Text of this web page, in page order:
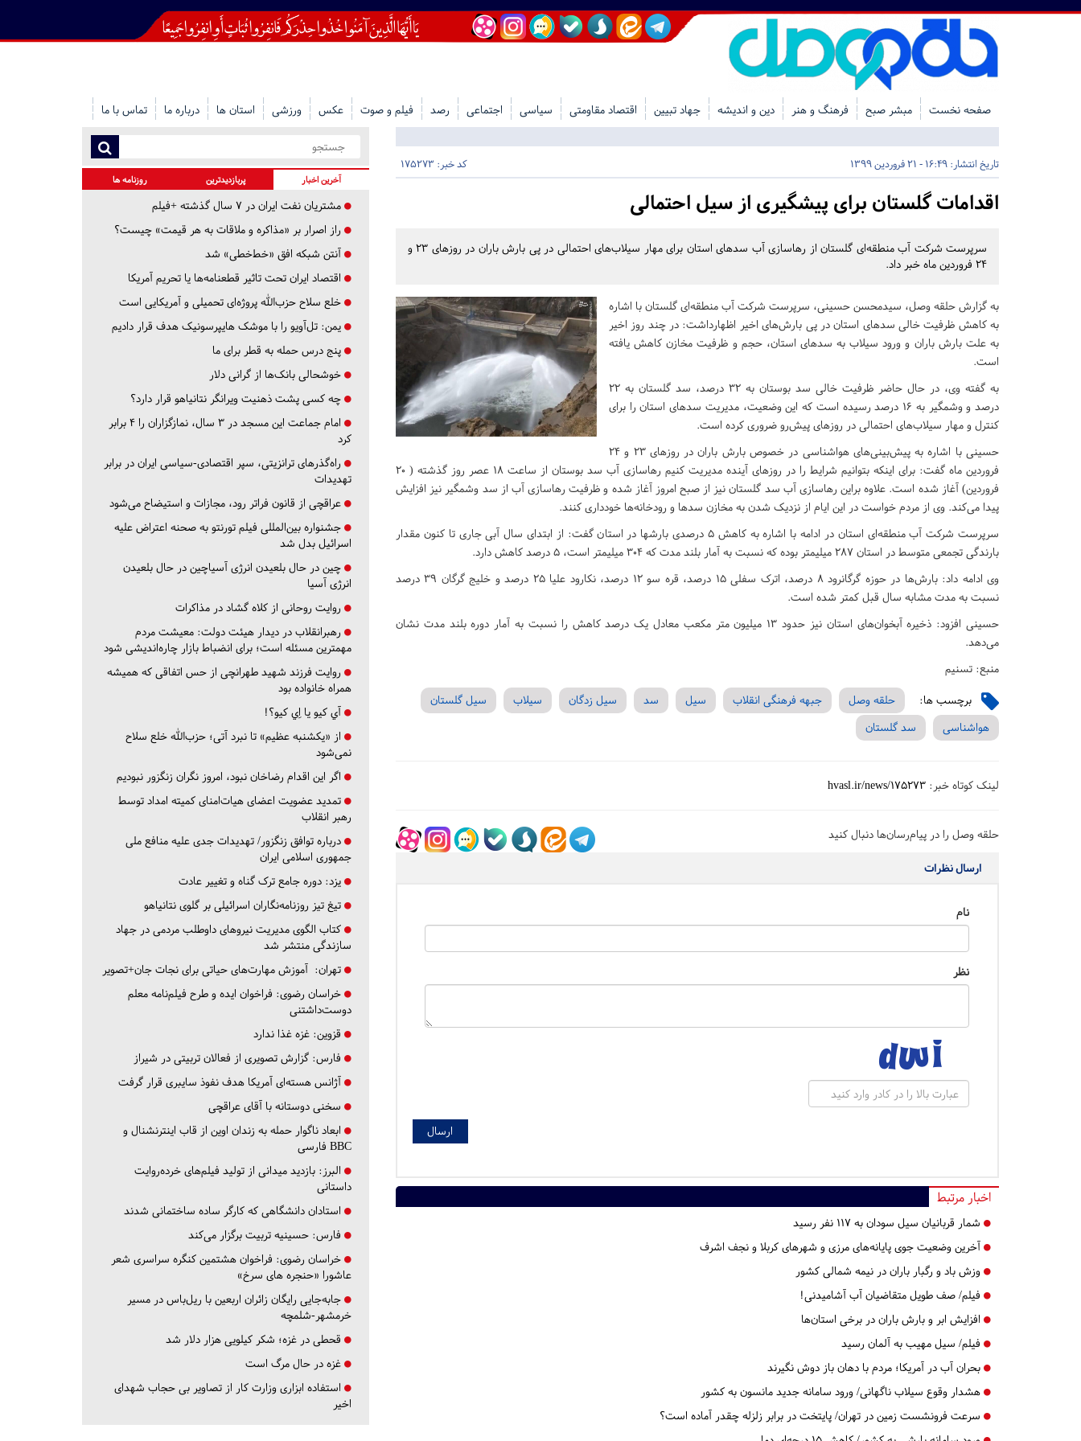
صفحه نخست مبشر صبح فرهنگ و هنر دین و اندیشه جهاد تبیین اقتصاد مقاومتی سیاسی اجتماعی رصد فیلم و صوت عکس ورزشی استان ها درباره ما تماس با ما
تاریخ انتشار: 16:49 - 21 فروردین 1399 کد خبر: 175273
اقدامات گلستان برای پیشگیری از سیل احتمالی
سرپرست شرکت آب منطقه‌ای گلستان از رهاسازی آب سدهای استان برای مهار سیلاب‌های احتمالی در پی بارش‌ باران در روزهای ۲۳ و
۲۴ فروردین ماه خبر داد.
به گزارش حلقه وصل، سیدمحسن حسینی، سرپرست شرکت آب منطقه‌ای گلستان با اشاره
به کاهش ظرفیت خالی سدهای استان در پی بارش‌های اخیر اظهارداشت: در چند روز اخیر
به علت بارش باران و ورود سیلاب‌ به سدهای استان، حجم و ظرفیت مخازن کاهش یافته
است.
به گفته وی، در حال حاضر ظرفیت خالی سد بوستان به ۳۲ درصد، سد گلستان به ۲۲
درصد و وشمگیر به ۱۶ درصد رسیده است که این وضعیت، مدیریت سدهای استان را برای
کنترل و مهار سیلاب‌های احتمالی در روزهای پیش‌رو ضروری کرده است.
حسینی با اشاره به پیش‌بینی‌های هواشناسی در خصوص بارش باران در روزهای ۲۳ و ۲۴
فروردین ماه گفت: برای اینکه بتوانیم شرایط را در روزهای آینده مدیریت کنیم رهاسازی آب سد بوستان از ساعت ۱۸ عصر روز گذشته ( ۲۰
فروردین) آغاز شده است. علاوه براین رهاسازی آب سد گلستان نیز از صبح امروز آغاز شده و ظرفیت رهاسازی آب از سد وشمگیر نیز افزایش
پیدا می‌کند. وی از مردم خواست در این ایام از نزدیک شدن به مخازن سدها و رودخانه‌ها خودداری کنند.
سرپرست شرکت آب منطقه‌ای استان در ادامه با اشاره به کاهش ۵ درصدی بارش‎ها در استان گفت: از ابتدای سال آبی جاری تا کنون مقدار
بارندگی تجمعی متوسط در استان ۲۸۷ میلیمتر بوده که نسبت به آمار بلند مدت که ۳۰۴ میلیمتر است، ۵ درصد کاهش دارد.
وی ادامه داد: بارش‌ها در حوزه گرگانرود ۸ درصد، اترک سفلی ۱۵ درصد، قره سو ۱۲ درصد، نکارود علیا ۲۵ درصد و خلیج گرگان ۳۹ درصد
نسبت به مدت مشابه سال قبل کمتر شده است.
حسینی افزود: ذخیره آبخوان‌های استان نیز حدود ۱۳ میلیون متر مکعب معادل یک درصد کاهش را نسبت به آمار دوره بلند مدت نشان
می‌دهد.
منبع: تسنیم
برچسب ها: حلقه وصل جبهه فرهنگی انقلاب سیل سد سیل زدگان سیلاب
سیل گلستان
هواشناسی
سد گلستان
لینک کوتاه خبر: hvasl.ir/news/175273
حلقه وصل را در پیام‌رسان‌ها دنبال کنید
ارسال نظرات
نام
نظر
اخبار مرتبط
شمار قربانیان سیل سودان به ۱۱۷ نفر رسید
آخرین وضعیت جوی پایانه‌های مرزی و شهرهای کربلا و نجف اشرف
وزش باد و رگبار باران در نیمه شمالی کشور
فیلم/ صف طویل متقاضیان آب آشامیدنی!
افزایش ابر و بارش باران در برخی استان‌ها
فیلم/ سیل مهیب به آلمان رسید
بحران آب در آمریکا؛ مردم با دهان باز دوش نگیرند
هشدار وقوع سیلاب ناگهانی/ ورود سامانه جدید مانسون به کشور
سرعت فرونشست زمین در تهران/ پایتخت در برابر زلزله چقدر آماده است؟
آخرین اخبار پربازدیدترین روزنامه ها
مشتریان نفت ایران در ۷ سال گذشته +فیلم
راز اصرار بر «مذاکره و ملاقات به هر قیمت» چیست؟
آنتن شبکه افق «خط‌خطی» شد
اقتصاد ایران تحت تاثیر قطعنامه‌ها یا تحریم‌ آمریکا
خلع سلاح حزب‌الله پروژه‌ای تحمیلی و آمریکایی است
یمن: تل‌آویو را با موشک هایپرسونیک هدف قرار دادیم
پنج درس‌ حمله به قطر برای ما
خوشحالی بانک‌ها از گرانی دلار
چه کسی پشت ذهنیت ویرانگر نتانیاهو قرار دارد؟
امام جماعت این مسجد در ۳ سال، نمازگزاران را ۴ برابر
کرد
راه‌گذرهای ترانزیتی، سپر اقتصادی-سیاسی ایران در برابر
تهدیدات
عراقچی از قانون فراتر رود، مجازات و استیضاح می‌شود
جشنواره بین‌المللی فیلم تورنتو به صحنه اعتراض علیه
اسرائیل بدل شد
چین در حال بلعیدن انرژی آسیاچین در حال بلعیدن
انرژی آسیا
روایت روحانی از کلاه گشاد در مذاکرات
رهبرانقلاب در دیدار هیئت دولت: معیشت مردم
مهمترین مسئله است؛ برای انضباط بازار چاره‌اندیشی شود
روایت فرزند شهید طهرانچی از حس اتفاقی که همیشه
همراه خانواده بود
آي كيو يا اِي كيو؟!
از «یکشنبه عظیم» تا نبرد آتی؛ حزب‌الله خلع سلاح
نمی‌شود
اگر این اقدام رضاخان نبود، امروز نگران زنگزور نبودیم
تمدید عضویت اعضای هیات‌امنای کمیته امداد توسط
رهبر انقلاب
درباره توافق زنگزور/ تهدیدات جدی علیه منافع ملی
جمهوری اسلامی ایران
یزد: دوره جامع ترک گناه و تغییر عادت
تیغ تیز روزنامه‌نگاران اسرائیلی بر گلوی نتانیاهو
کتاب الگوی مدیریت نیروهای داوطلب مردمی در جهاد
سازندگی منتشر شد
تهران: آموزش مهارت‌های حیاتی برای نجات جان+تصویر
خراسان رضوی: فراخوان ایده و طرح فیلم‌نامه معلم
دوست‌داشتنی
قزوین: غزه غذا ندارد
فارس: گزارش تصویری از فعالان تربیتی در شیراز
آژانس هسته‌ای آمریکا هدف نفوذ سایبری قرار گرفت
سخنی دوستانه با آقای عراقچی
ابعاد ناگوار حمله به زندان اوین از قاب اینترنشنال و
BBC فارسی
البرز: بازدید میدانی از تولید فیلم‌های خرده‌روایت
داستانی
استادان دانشگاهی که کارگر ساده ساختمانی شدند
فارس: حسینیه تربیت برگزار می‌کند
خراسان رضوی: فراخوان هشتمین کنگره سراسری شعر
عاشورا «حنجره های سرخ»
جابه‌جایی رایگان زائران اربعین با ریل‌باس در مسیر
خرمشهر-شلمچه
قحطی در غزه؛ شکر کیلویی هزار دلار شد
غزه در حال مرگ است
استفاده ابزاری وزارت کار از تصاویر بی حجاب شهدای
اخیر